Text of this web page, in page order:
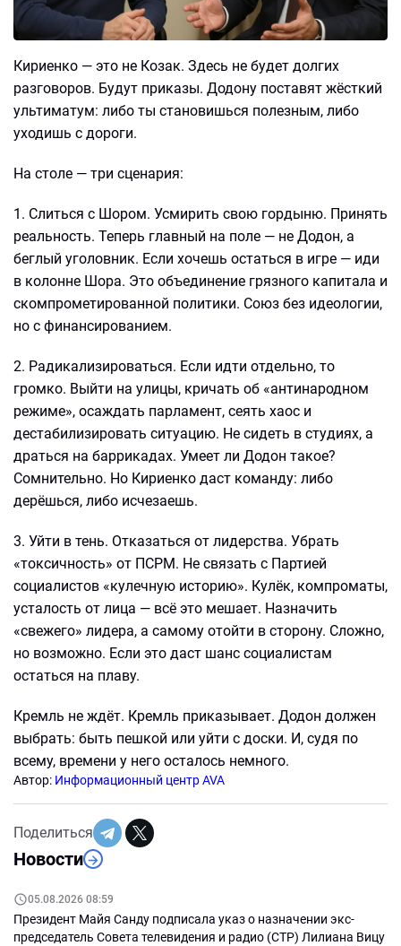
Новости
05.08.2026 08:59
Президент Майя Санду подписала указ о назначении экс-
председатель Совета телевидения и радио (СТР) Лилиана Вицу
Кириенко — это не Козак. Здесь не будет долгих
разговоров. Будут приказы. Додону поставят жёсткий
ультиматум: либо ты становишься полезным, либо
уходишь с дороги.
На столе — три сценария:
1. Слиться с Шором. Усмирить свою гордыню. Принять
реальность. Теперь главный на поле — не Додон, а
беглый уголовник. Если хочешь остаться в игре — иди
в колонне Шора. Это объединение грязного капитала и
скомпрометированной политики. Союз без идеологии,
но с финансированием.
2. Радикализироваться. Если идти отдельно, то
громко. Выйти на улицы, кричать об «антинародном
режиме», осаждать парламент, сеять хаос и
дестабилизировать ситуацию. Не сидеть в студиях, а
драться на баррикадах. Умеет ли Додон такое?
Сомнительно. Но Кириенко даст команду: либо
дерёшься, либо исчезаешь.
3. Уйти в тень. Отказаться от лидерства. Убрать
«токсичность» от ПСРМ. Не связать с Партией
социалистов «кулечную историю». Кулёк, компроматы,
усталость от лица — всё это мешает. Назначить
«свежего» лидера, а самому отойти в сторону. Сложно,
но возможно. Если это даст шанс социалистам
остаться на плаву.
Кремль не ждёт. Кремль приказывает. Додон должен
выбрать: быть пешкой или уйти с доски. И, судя по
всему, времени у него осталось немного.
Автор: Информационный центр AVA
Поделиться